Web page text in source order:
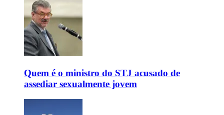
Quem é o ministro do STJ acusado de
assediar sexualmente jovem